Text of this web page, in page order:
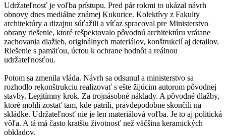
Udržateľnosť je voľba prístupu. Pred pár rokmi to ukázal návrh
obnovy dnes mediálne známej Kukurice. Kolektívy z Fakulty
architektúry a dizajnu súťažili a víťaz spracoval pre Ministerstvo
obrany riešenie, ktoré rešpektovalo pôvodnú architektúru vrátane
zachovania dlažieb, originálnych materiálov, konštrukcií aj detailov.
Riešenie s pamäťou, úctou k ochrane hodnôt a reálnou
udržateľnosťou.
Potom sa zmenila vláda. Návrh sa odsunul a ministerstvo sa
rozhodlo rekonštrukciu realizovať s ešte žijúcim autorom pôvodnej
stavby. Legitímny krok. Za trojnásobné náklady. A pôvodné dlažby,
ktoré mohli zostať tam, kde patrili, pravdepodobne skončili na
skládke. Udržateľnosť nie je len materiálová voľba. Je to aj politická
vôľa. A tá má často kratšiu životnosť než väčšina keramických
obkladov.